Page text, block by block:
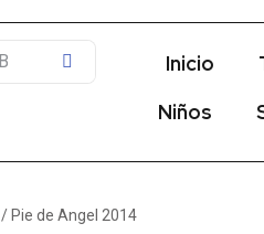
Inicio
Niños
/ Pie de Angel 2014